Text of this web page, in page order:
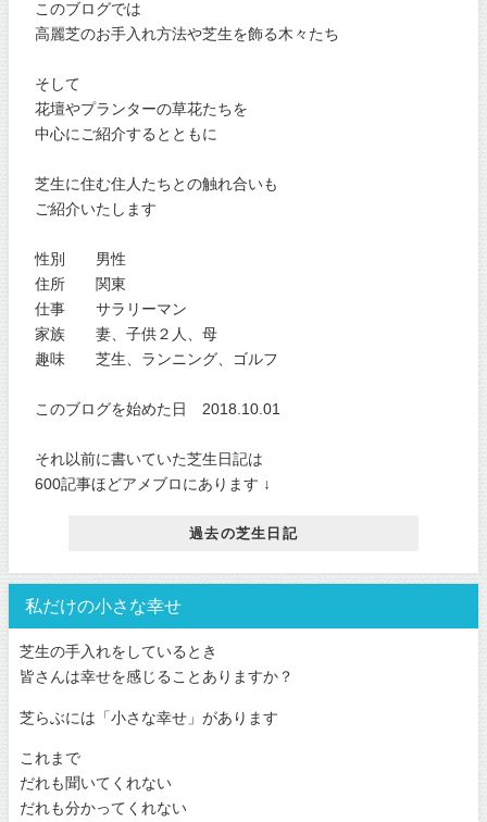
このブログでは
高麗芝のお手入れ方法や芝生を飾る木々たち
そして
花壇やプランターの草花たちを
中心にご紹介するとともに
芝生に住む住人たちとの触れ合いも
ご紹介いたします
性別 男性
住所 関東
仕事 サラリーマン
家族 妻、子供２人、母
趣味 芝生、ランニング、ゴルフ
このブログを始めた日 2018.10.01
それ以前に書いていた芝生日記は
600記事ほどアメブロにあります ↓
過去の芝生日記
私だけの小さな幸せ
芝生の手入れをしているとき
皆さんは幸せを感じることありますか？
芝らぶには「小さな幸せ」があります
これまで
だれも聞いてくれない
だれも分かってくれない